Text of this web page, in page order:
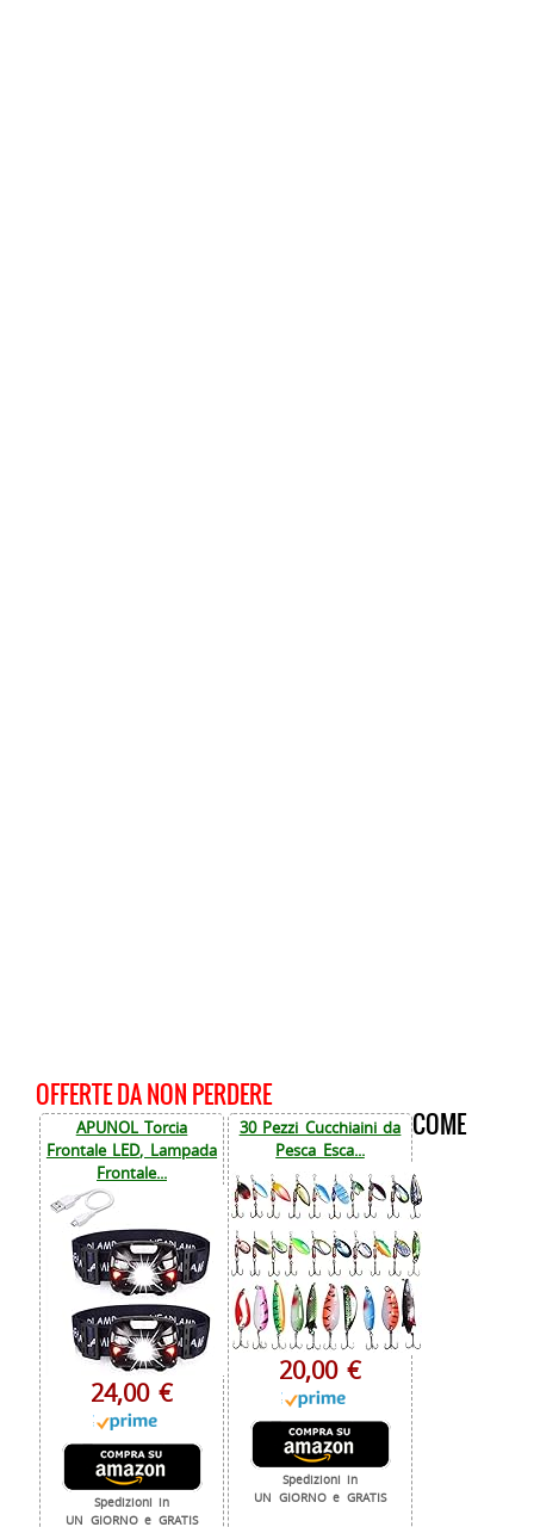
OFFERTE DA NON PERDERE
APUNOL Torcia
Frontale LED, Lampada
Frontale...
24,00 €
Spedizioni in
UN GIORNO e GRATIS
30 Pezzi Cucchiaini da
Pesca Esca...
20,00 €
Spedizioni in
UN GIORNO e GRATIS
COME